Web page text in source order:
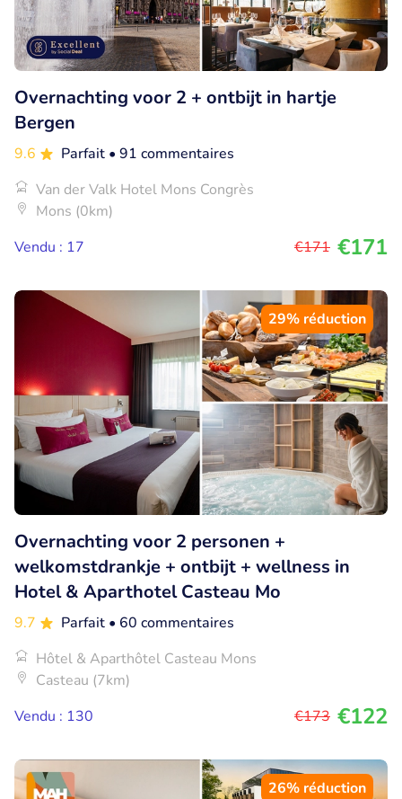
Overnachting voor 2 + ontbijt in hartje
Bergen
9.6 Parfait • 91 commentaires
Van der Valk Hotel Mons Congrès
Mons (0km)
Vendu : 17
€171 €171
29% réduction
Overnachting voor 2 personen +
welkomstdrankje + ontbijt + wellness in
Hotel & Aparthotel Casteau Mo
9.7 Parfait • 60 commentaires
Hôtel & Aparthôtel Casteau Mons
Casteau (7km)
Vendu : 130
€173 €122
26% réduction